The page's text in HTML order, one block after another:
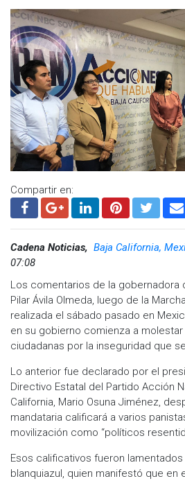
Compartir en:
Cadena Noticias, Baja California,
07:08
Los comentarios de la gobernadora
Pilar Ávila Olmeda, luego de la
realizada el sábado pasado en
en su gobierno comienza a
ciudadanas por la inseguridad que
Lo anterior fue declarado por el
Directivo Estatal del Partido Acción
California, Mario Osuna Jiménez,
mandataria calificará a varios
movilización como “políticos
Esos calificativos fueron
blanquiazul, quien manifestó que